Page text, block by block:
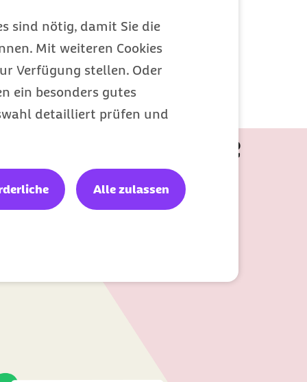
sind nötig, damit Sie die
Mit weiteren Cookies
Verfügung stellen. Oder
ein besonders gutes
detailliert prüfen und
Alle zulassen
Lebens in
dein Ding
Meditation.